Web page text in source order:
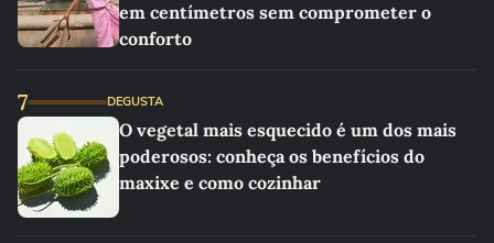
em centímetros sem comprometer o
conforto
7 DEGUSTA
O vegetal mais esquecido é um dos mais
poderosos: conheça os benefícios do
maxixe e como cozinhar